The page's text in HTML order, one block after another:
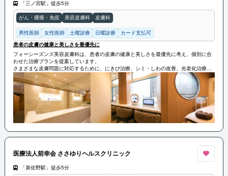
「三ノ宮駅」徒歩5分
がん・腫瘍・免疫 美容皮膚科 皮膚科
男性医師 女性医師 土曜診療 日曜診療 カード支払可
患者の皮膚の健康と美しさを最優先に
フォーシーズンズ美容皮膚科は、患者の皮膚の健康と美しさを最優先に考え、個別に合
わせた治療プランを提案しています。
さまざまな皮膚問題に対応するために、にきび治療、シミ・しわの改善、光老化治療、
レーザー脱毛、ボトックス注射などを提供しております。
フォーシーズンズ美容皮膚科2号院は、患者の皮膚の健康と美しさを守るために全力で取
り組んでいます
医療法人前幸会 ささゆりヘルスクリニック
「泉佐野駅」徒歩5分